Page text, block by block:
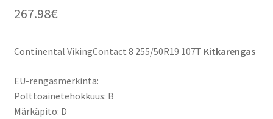
267.98€
Continental VikingContact 8 255/50R19 107T Kitkarengas
EU-rengasmerkintä:
Polttoainetehokkuus: B
Märkäpito: D